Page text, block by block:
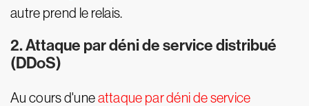
autre prend le relais.
2. Attaque par déni de service distribué
(DDoS)
Au cours d'uneattaque par déni de service